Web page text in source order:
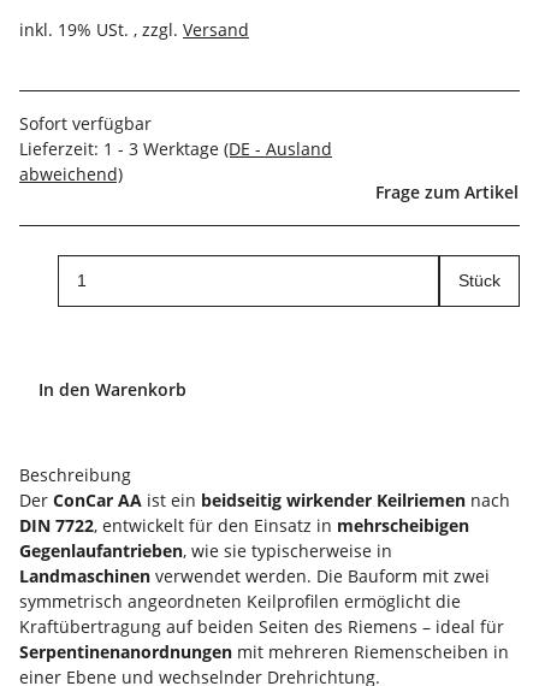
inkl. 19% USt. , zzgl. Versand
Sofort verfügbar
Lieferzeit: 1 - 3 Werktage (DE - Ausland
abweichend)
Frage zum Artikel
Stück
In den Warenkorb
Beschreibung
Der ConCar AA ist ein beidseitig wirkender Keilriemen nach
DIN 7722, entwickelt für den Einsatz in mehrscheibigen
Gegenlaufantrieben, wie sie typischerweise in
Landmaschinen verwendet werden. Die Bauform mit zwei
symmetrisch angeordneten Keilprofilen ermöglicht die
Kraftübertragung auf beiden Seiten des Riemens – ideal für
Serpentinenanordnungen mit mehreren Riemenscheiben in
einer Ebene und wechselnder Drehrichtung.